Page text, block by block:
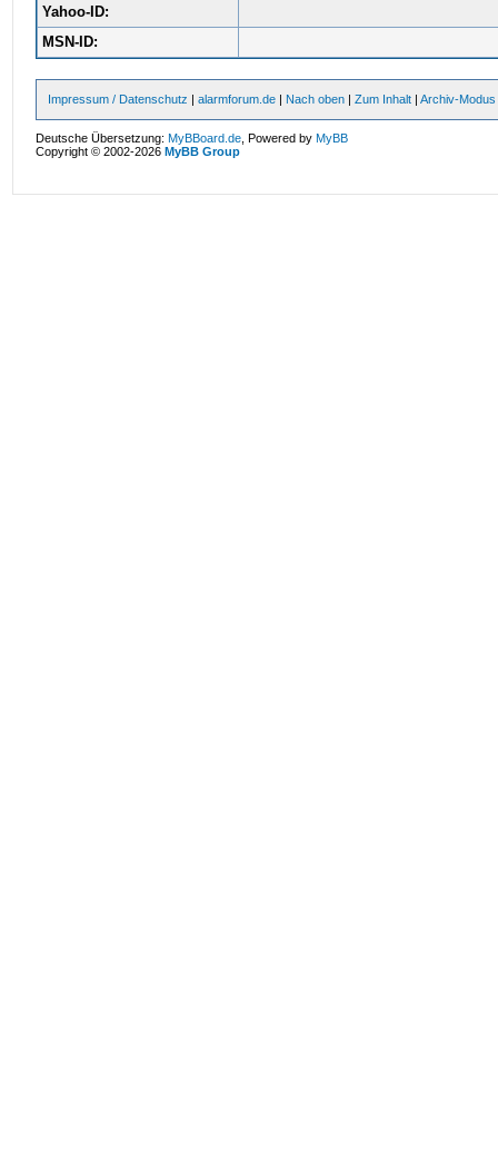
Yahoo-ID:
MSN-ID:
Impressum / Datenschutz |alarmforum.de | Nach oben |Zum Inhalt |Archiv-Modus
Deutsche Übersetzung:MyBBoard.de , Powered byMyBB
Copyright © 2002-2026MyBB Group